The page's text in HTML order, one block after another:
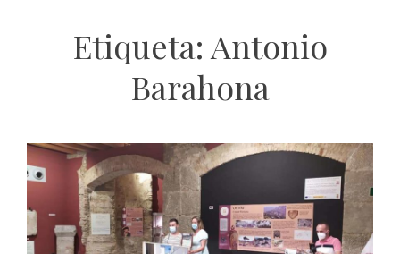
Etiqueta: Antonio
Barahona